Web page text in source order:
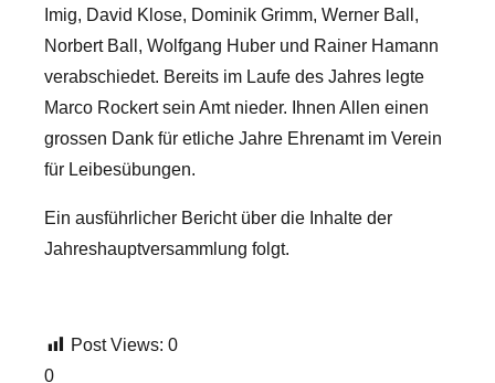
Imig, David Klose, Dominik Grimm, Werner Ball,
Norbert Ball, Wolfgang Huber und Rainer Hamann
verabschiedet. Bereits im Laufe des Jahres legte
Marco Rockert sein Amt nieder. Ihnen Allen einen
grossen Dank für etliche Jahre Ehrenamt im Verein
für Leibesübungen.
Ein ausführlicher Bericht über die Inhalte der
Jahreshauptversammlung folgt.
Post Views: 0
0